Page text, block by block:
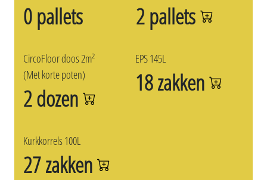
0 pallets 2 pallets
CircoFloor doos 2m²
(Met korte poten)
2 dozen
EPS 145L
18 zakken
Kurkkorrels 100L
27 zakken